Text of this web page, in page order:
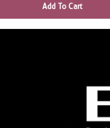
Add To Cart